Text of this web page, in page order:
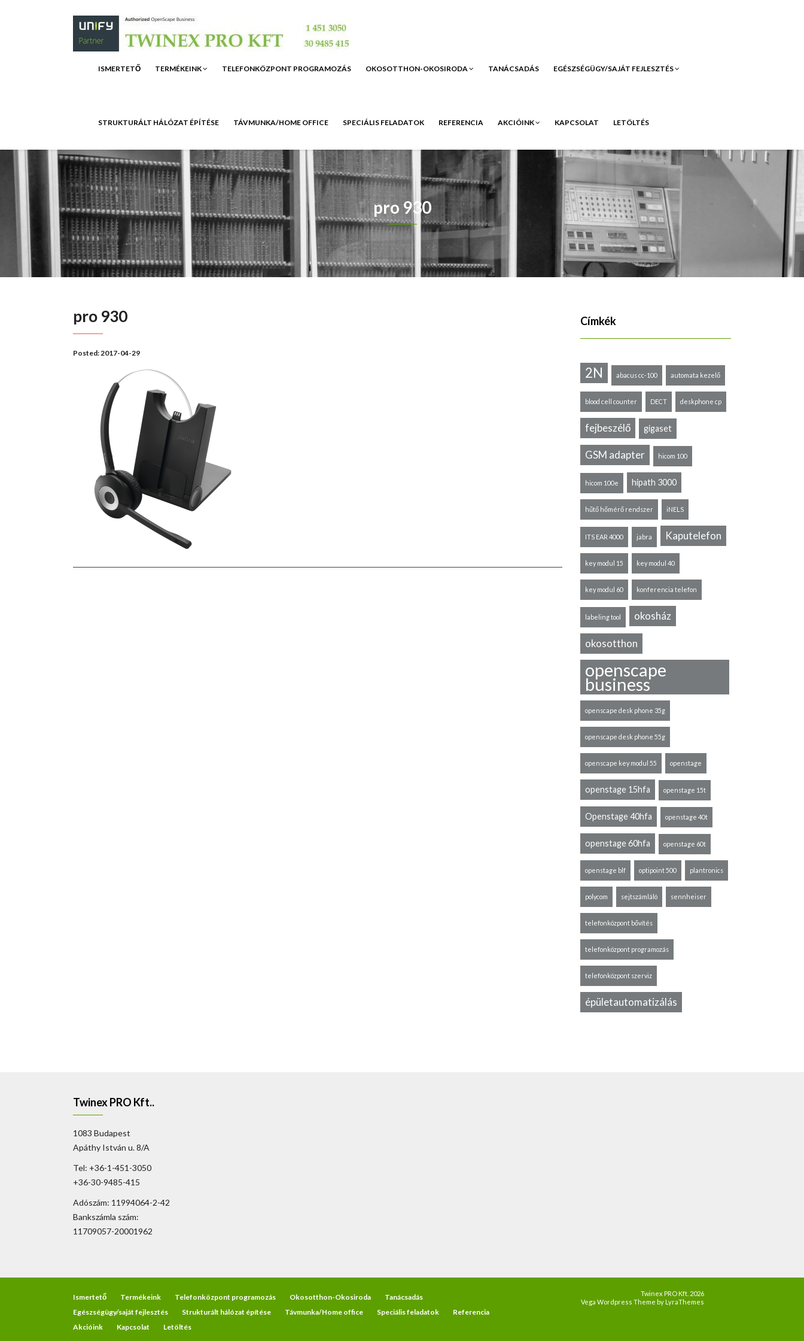
ISMERTETŐ TERMÉKEINK TELEFONKÖZPONT PROGRAMOZÁS OKOSOTTHON-OKOSIRODA TANÁCSADÁS EGÉSZSÉGÜGY/SAJÁT FEJLESZTÉS
STRUKTURÁLT HÁLÓZAT ÉPÍTÉSE TÁVMUNKA/HOME OFFICE SPECIÁLIS FELADATOK REFERENCIA AKCIÓINK KAPCSOLAT LETÖLTÉS
pro 930
pro 930
Posted:2017-04-29
Címkék
2N abacus cc-100 automata kezelő
blood cell counter DECT deskphone cp
fejbeszélő gigaset
GSM adapter hicom 100
hicom 100e hipath 3000
hűtő hőmérő rendszer iNELS
ITS EAR 4000 jabra Kaputelefon
key modul 15 key modul 40
key modul 60 konferencia telefon
labeling tool okosház
okosotthon
openscape
business
openscape desk phone 35g
openscape desk phone 55g
openscape key modul 55 openstage
openstage 15hfa openstage 15t
Openstage 40hfa openstage 40t
openstage 60hfa openstage 60t
openstage blf optipoint 500 plantronics
polycom sejtszámláló sennheiser
telefonközpont bővítés
telefonközpont programozás
telefonközpont szerviz
épületautomatizálás
Twinex PRO Kft..
1083 Budapest
Apáthy István u. 8/A
Tel: +36-1-451-3050
+36-30-9485-415
Adószám: 11994064-2-42
Bankszámla szám:
11709057-20001962
Ismertető Termékeink Telefonközpont programozás Okosotthon-Okosiroda
Tanácsadás
Egészségügy/saját fejlesztés
Strukturált hálózat építése Távmunka/Home office Speciális feladatok
Referencia
Akcióink
Kapcsolat Letöltés
Twinex PRO Kft. 2026
Vega Wordpress Theme byLyraThemes